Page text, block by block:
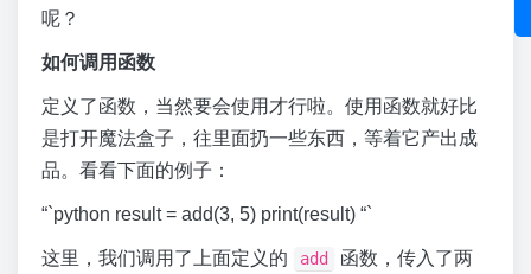
呢？
如何调用函数
定义了函数，当然要会使用才行啦。使用函数就好比
是打开魔法盒子，往里面扔一些东西，等着它产出成
品。看看下面的例子：
“`python result = add(3, 5) print(result) “`
这里，我们调用了上面定义的 add
函数，传入了两